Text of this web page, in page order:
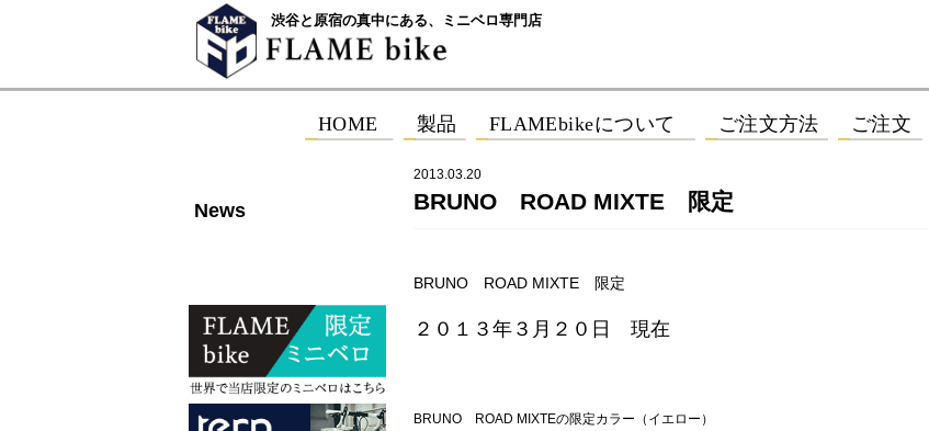
渋谷と原宿の真中にある、ミニベロ専門店
News
2013.03.20
BRUNO ROAD MIXTE 限定
BRUNO ROAD MIXTE 限定
２０１３年３月２０日 現在
BRUNO ROAD MIXTEの限定カラー（イエロー）